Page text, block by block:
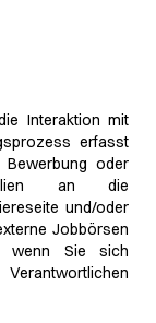
Interaktion mit
erfasst
oder
an die
und/oder
Jobbörsen
wenn Sie sich